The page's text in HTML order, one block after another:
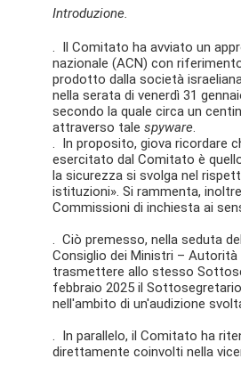
Introduzione.
. Il Comitato ha avviato un
nazionale (ACN) con
prodotto dalla società
nella serata di venerdì 31
secondo la quale circa un
attraverso talespyware.
. In proposito, giova ricordare
esercitato dal Comitato è
la sicurezza si svolga nel
istituzioni». Si rammenta,
Commissioni di inchiesta ai
. Ciò premesso, nella seduta
Consiglio dei Ministri –
trasmettere allo stesso
febbraio 2025 il
nell'ambito di un'audizione
. In parallelo, il Comitato ha
direttamente coinvolti nella